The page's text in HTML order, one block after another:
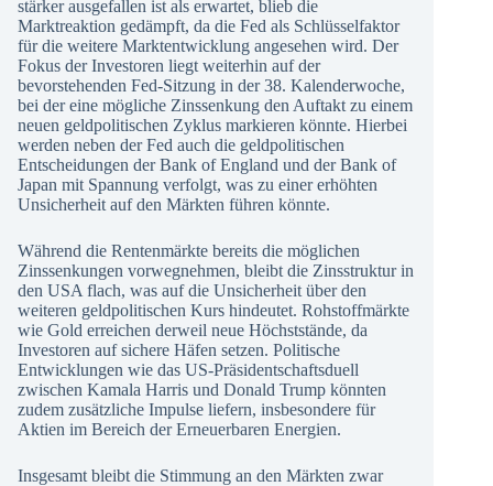
stärker ausgefallen ist als erwartet, blieb die
Marktreaktion gedämpft, da die Fed als Schlüsselfaktor
für die weitere Marktentwicklung angesehen wird. Der
Fokus der Investoren liegt weiterhin auf der
bevorstehenden Fed-Sitzung in der 38. Kalenderwoche,
bei der eine mögliche Zinssenkung den Auftakt zu einem
neuen geldpolitischen Zyklus markieren könnte. Hierbei
werden neben der Fed auch die geldpolitischen
Entscheidungen der Bank of England und der Bank of
Japan mit Spannung verfolgt, was zu einer erhöhten
Unsicherheit auf den Märkten führen könnte.
Während die Rentenmärkte bereits die möglichen
Zinssenkungen vorwegnehmen, bleibt die Zinsstruktur in
den USA flach, was auf die Unsicherheit über den
weiteren geldpolitischen Kurs hindeutet. Rohstoffmärkte
wie Gold erreichen derweil neue Höchststände, da
Investoren auf sichere Häfen setzen. Politische
Entwicklungen wie das US-Präsidentschaftsduell
zwischen Kamala Harris und Donald Trump könnten
zudem zusätzliche Impulse liefern, insbesondere für
Aktien im Bereich der Erneuerbaren Energien.
Insgesamt bleibt die Stimmung an den Märkten zwar